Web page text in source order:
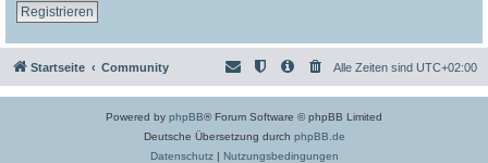
Registrieren
Startseite Community Alle Zeiten sind UTC+02:00
Powered by phpBB® Forum Software © phpBB Limited
Deutsche Übersetzung durch phpBB.de
Datenschutz| Nutzungsbedingungen